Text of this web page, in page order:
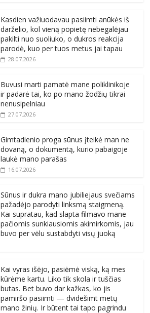
Kasdien važiuodavau pasiimti anūkės iš
darželio, kol vieną popietę nebegalėjau
pakilti nuo suoliuko, o dukros reakcija
parodė, kuo per tuos metus jai tapau
28.07.2026
Buvusi marti pamatė mane poliklinikoje
ir padarė tai, ko po mano žodžių tikrai
nenusipelniau
27.07.2026
Gimtadienio proga sūnus įteikė man ne
dovaną, o dokumentą, kurio pabaigoje
laukė mano parašas
16.07.2026
Sūnus ir dukra mano jubiliejaus svečiams
pažadėjo parodyti linksmą staigmeną.
Kai supratau, kad slapta filmavo mane
pačiomis sunkiausiomis akimirkomis, jau
buvo per vėlu sustabdyti visų juoką
Kai vyras išėjo, pasiėmė viską, ką mes
kūrėme kartu. Liko tik skola ir tuščias
butas. Bet buvo dar kažkas, ko jis
pamiršo pasiimti — dvidešimt metų
mano žinių. Ir būtent tai tapo pagrindu